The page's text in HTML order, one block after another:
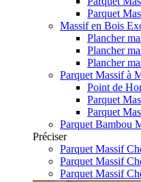
Parquet
Massif en Bois
Plancher
Plancher
Plancher
Parquet Massif à
Point de
Parquet
Parquet
Parquet Bambou
Préciser
Parquet Massif
Parquet Massif
Parquet Massif